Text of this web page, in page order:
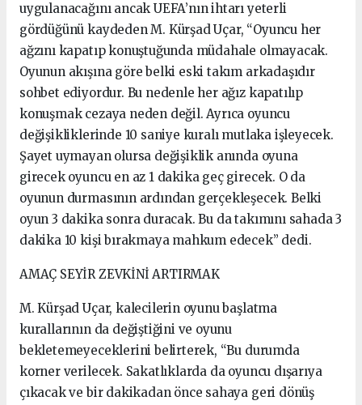
uygulanacağını ancak UEFA’nın ihtarı yeterli
gördüğünü kaydeden M. Kürşad Uçar, “Oyuncu her
ağzını kapatıp konuştuğunda müdahale olmayacak.
Oyunun akışına göre belki eski takım arkadaşıdır
sohbet ediyordur. Bu nedenle her ağız kapatılıp
konuşmak cezaya neden değil. Ayrıca oyuncu
değişikliklerinde 10 saniye kuralı mutlaka işleyecek.
Şayet uymayan olursa değişiklik anında oyuna
girecek oyuncu en az 1 dakika geç girecek. O da
oyunun durmasının ardından gerçekleşecek. Belki
oyun 3 dakika sonra duracak. Bu da takımını sahada 3
dakika 10 kişi bırakmaya mahkum edecek” dedi.
AMAÇ SEYİR ZEVKİNİ ARTIRMAK
M. Kürşad Uçar, kalecilerin oyunu başlatma
kurallarının da değiştiğini ve oyunu
bekletemeyeceklerini belirterek, “Bu durumda
korner verilecek. Sakatlıklarda da oyuncu dışarıya
çıkacak ve bir dakikadan önce sahaya geri dönüş